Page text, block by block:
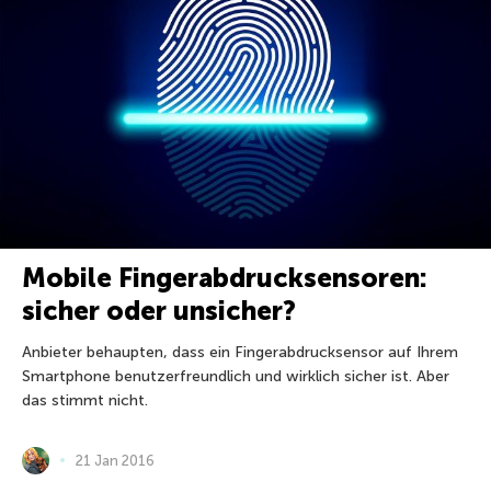
Mobile Fingerabdrucksensoren:
sicher oder unsicher?
Anbieter behaupten, dass ein Fingerabdrucksensor auf Ihrem
Smartphone benutzerfreundlich und wirklich sicher ist. Aber
das stimmt nicht.
21 Jan 2016